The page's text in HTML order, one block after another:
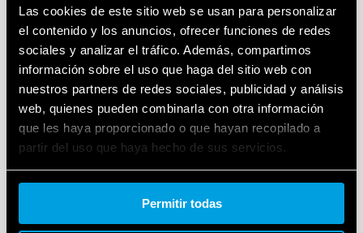
Las cookies de este sitio web se usan para personalizar
el contenido y los anuncios, ofrecer funciones de redes
sociales y analizar el tráfico. Además, compartimos
información sobre el uso que haga del sitio web con
nuestros partners de redes sociales, publicidad y análisis
web, quienes pueden combinarla con otra información
que les haya proporcionado o que hayan recopilado a
partir del uso que haya hecho de sus servicios.
Cookie policy.
Permitir todas
año.Consulte otras soluciones de iluminación de
Finder .